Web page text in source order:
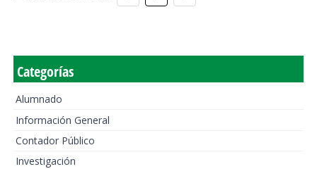
Categorías
Alumnado
Información General
Contador Público
Investigación